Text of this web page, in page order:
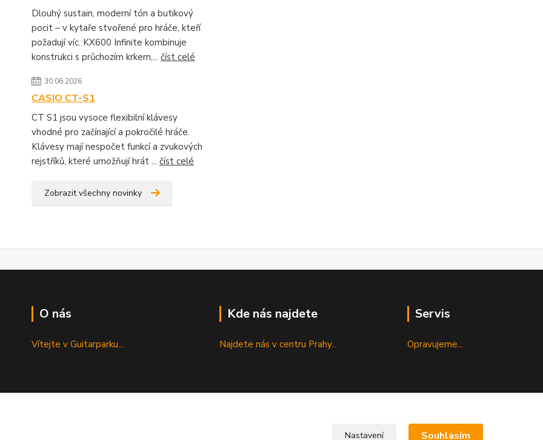
Dlouhý sustain, moderní tón a butikový
pocit – v kytaře stvořené pro hráče, kteří
požadují víc. KX600 Infinite kombinuje
konstrukci s průchozím krkem,... číst celé
30.06.2026
CASIO CT-S1
CT S1 jsou vysoce flexibilní klávesy
vhodné pro začínající a pokročilé hráče.
Klávesy mají nespočet funkcí a zvukových
rejstříků, které umožňují hrát ... číst celé
Zobrazit všechny novinky
O nás
Vítejte v Guitarparku...
Kde nás najdete
Najdete nás v centru Prahy...
Servis
Opravujeme...
Nastavení Souhlasím